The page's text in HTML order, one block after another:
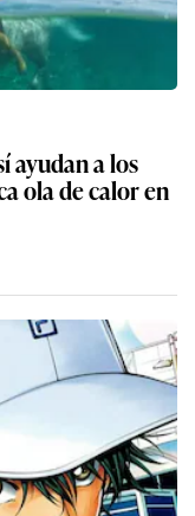
ayudan a los
ola de calor en